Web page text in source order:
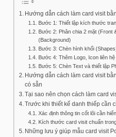
Hướng dẫn cách làm card visit
Bước 1: Thiết lập kích thước
Bước 2: Phân chia 2 mặt (Front
(Background)
Bước 3: Chèn hình khối
Bước 4: Thêm Logo, Icon liên
Bước 5: Chèn Text và thiết lập
Hướng dẫn cách làm card visit
có sẵn
Tại sao nên chọn cách làm card
Trước khi thiết kế danh thiếp cần
Xác định thông tin cốt lõi cần
Kích thước card visit chuẩn
Những lưu ý giúp mẫu card visit